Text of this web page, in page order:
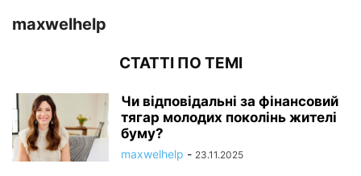
maxwelhelp
СТАТТІ ПО ТЕМІ
Чи відповідальні за фінансовий
тягар молодих поколінь жителі
буму?
maxwelhelp - 23.11.2025